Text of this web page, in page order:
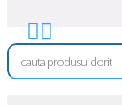
 
Caută
după: